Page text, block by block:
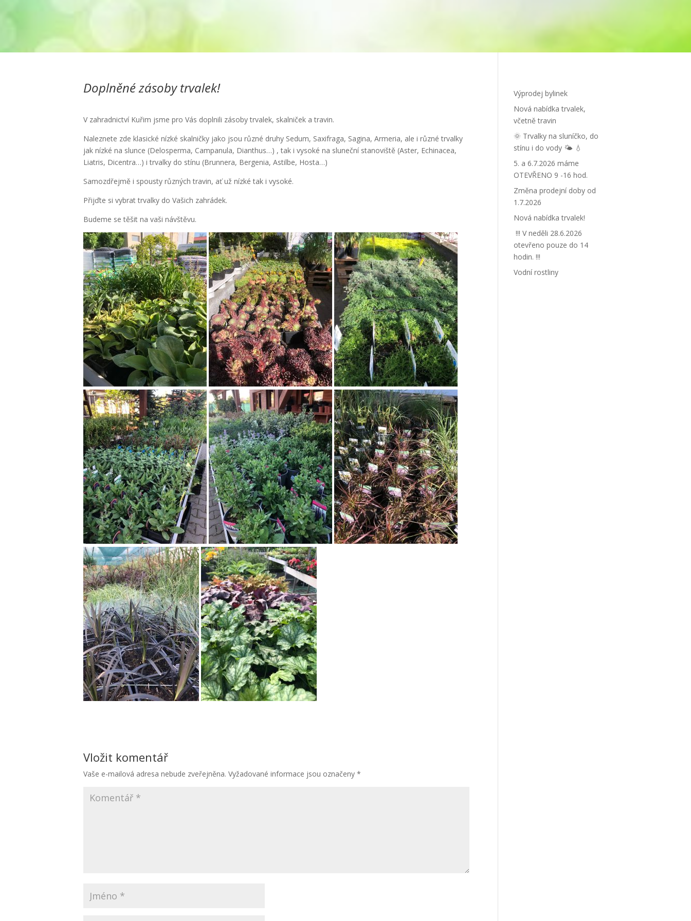
Doplněné zásoby trvalek!
V zahradnictví Kuřim jsme pro Vás doplnili zásoby trvalek, skalniček a travin.
Naleznete zde klasické nízké skalničky jako jsou různé druhy Sedum, Saxifraga, Sagina, Armeria, ale i různé trvalky
jak nízké na slunce (Delosperma, Campanula, Dianthus…) , tak i vysoké na sluneční stanoviště (Aster, Echinacea,
Liatris, Dicentra…) i trvalky do stínu (Brunnera, Bergenia, Astilbe, Hosta…)
Samozdřejmě i spousty různých travin, ať už nízké tak i vysoké.
Přijďte si vybrat trvalky do Vašich zahrádek.
Budeme se těšit na vaši návštěvu.
Vložit komentář
Vaše e-mailová adresa nebude zveřejněna. Vyžadované informace jsou označeny *
Výprodej bylinek
Nová nabídka trvalek,
včetně travin
🌞 Trvalky na sluníčko, do
stínu i do vody 🌤 💧
5. a 6.7.2026 máme
OTEVŘENO 9 -16 hod.
Změna prodejní doby od
1.7.2026
Nová nabídka trvalek!
!!! V neděli 28.6.2026
otevřeno pouze do 14
hodin. !!!
Vodní rostliny